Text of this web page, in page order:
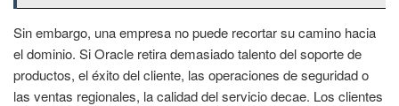
Sin embargo, una empresa no puede recortar su camino hacia
el dominio. Si Oracle retira demasiado talento del soporte de
productos, el éxito del cliente, las operaciones de seguridad o
las ventas regionales, la calidad del servicio decae. Los clientes